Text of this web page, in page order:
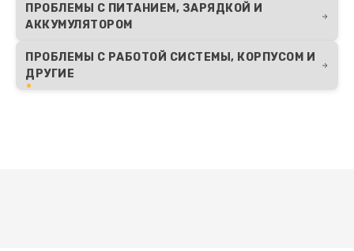
ПРОБЛЕМЫ С ПИТАНИЕМ, ЗАРЯДКОЙ И
АККУМУЛЯТОРОМ
ПРОБЛЕМЫ С РАБОТОЙ СИСТЕМЫ, КОРПУСОМ И
ДРУГИЕ